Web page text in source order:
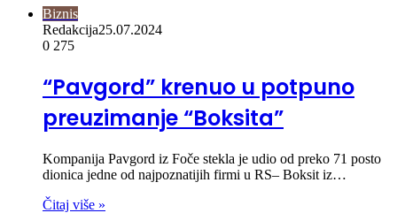
Biznis
Redakcija25.07.2024
0 275
“Pavgord” krenuo u potpuno
preuzimanje “Boksita”
Kompanija Pavgord iz Foče stekla je udio od preko 71 posto
dionica jedne od najpoznatijih firmi u RS– Boksit iz…
Čitaj više »